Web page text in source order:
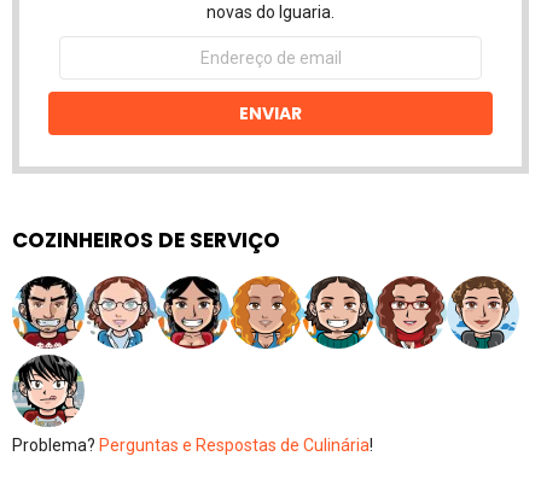
novas do Iguaria.
Endereço
email
ENVIAR
COZINHEIROS DE SERVIÇO
Problema? Perguntas e Respostas de Culinária!